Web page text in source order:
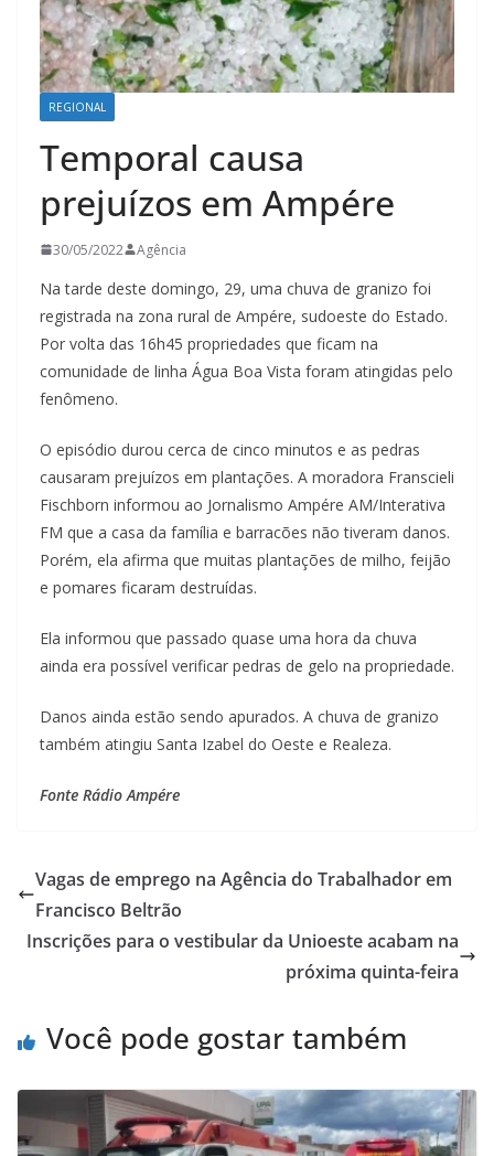
REGIONAL
Temporal causa
prejuízos em Ampére
30/05/2022 Agência
Na tarde deste domingo, 29, uma chuva de granizo foi
registrada na zona rural de Ampére, sudoeste do Estado.
Por volta das 16h45 propriedades que ficam na
comunidade de linha Água Boa Vista foram atingidas pelo
fenômeno.
O episódio durou cerca de cinco minutos e as pedras
causaram prejuízos em plantações. A moradora Franscieli
Fischborn informou ao Jornalismo Ampére AM/Interativa
FM que a casa da família e barracões não tiveram danos.
Porém, ela afirma que muitas plantações de milho, feijão
e pomares ficaram destruídas.
Ela informou que passado quase uma hora da chuva
ainda era possível verificar pedras de gelo na propriedade.
Danos ainda estão sendo apurados. A chuva de granizo
também atingiu Santa Izabel do Oeste e Realeza.
Fonte Rádio Ampére
Vagas de emprego na Agência do Trabalhador em
Francisco Beltrão
Inscrições para o vestibular da Unioeste acabam na
próxima quinta-feira
Você pode gostar também